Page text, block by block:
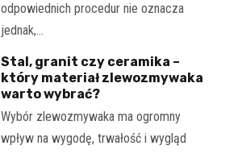
odpowiednich procedur nie oznacza
jednak,…
Stal, granit czy ceramika –
który materiał zlewozmywaka
warto wybrać?
Wybór zlewozmywaka ma ogromny
wpływ na wygodę, trwałość i wygląd